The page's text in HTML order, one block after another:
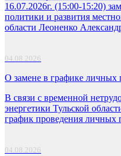
16.07.2026г. (15:00-15:20)
политики и развития
области Леоненко
04.08.2026
О замене в графике личных
В связи с временной
энергетики Тульской
график проведения личных
04.08.2026